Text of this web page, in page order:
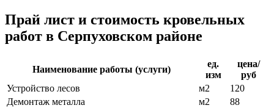
Прай лист и стоимость кровельных
работ в Серпуховском районе
Наименование работы (услуги)
ед.
изм
цена/
руб
Устройство лесов
м2
120
Демонтаж металла
м2
88